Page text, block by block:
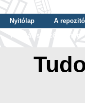
Nyitólap A
Tallózás szerző szerint